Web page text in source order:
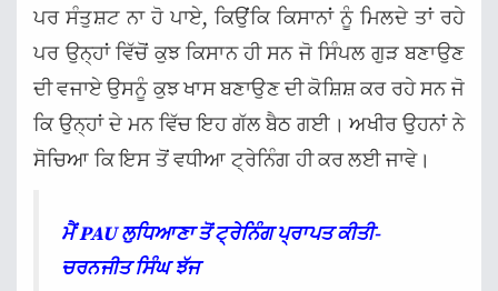
ਪਰ ਸੰਤੁਸ਼ਟ ਨਾ ਹੋ ਪਾਏ, ਕਿਉਂਕਿ ਕਿਸਾਨਾਂ ਨੂੰ ਮਿਲਦੇ ਤਾਂ ਰਹੇ
ਪਰ ਉਨ੍ਹਾਂ ਵਿੱਚੋਂ ਕੁਝ ਕਿਸਾਨ ਹੀ ਸਨ ਜੋ ਸਿੰਪਲ ਗੁੜ ਬਣਾਉਣ
ਦੀ ਵਜਾਏ ਉਸਨੂੰ ਕੁਝ ਖਾਸ ਬਣਾਉਣ ਦੀ ਕੋਸ਼ਿਸ਼ ਕਰ ਰਹੇ ਸਨ ਜੋ
ਕਿ ਉਨ੍ਹਾਂ ਦੇ ਮਨ ਵਿੱਚ ਇਹ ਗੱਲ ਬੈਠ ਗਈ। ਅਖੀਰ ਉਹਨਾਂ ਨੇ
ਸੋਚਿਆ ਕਿ ਇਸ ਤੋਂ ਵਧੀਆ ਟ੍ਰੇਨਿੰਗ ਹੀ ਕਰ ਲਈ ਜਾਵੇ।
ਮੈਂ PAU ਲੁਧਿਆਣਾ ਤੋਂ ਟ੍ਰੇਨਿੰਗ ਪ੍ਰਾਪਤ ਕੀਤੀ-
ਚਰਨਜੀਤ ਸਿੰਘ ਝੱਜ